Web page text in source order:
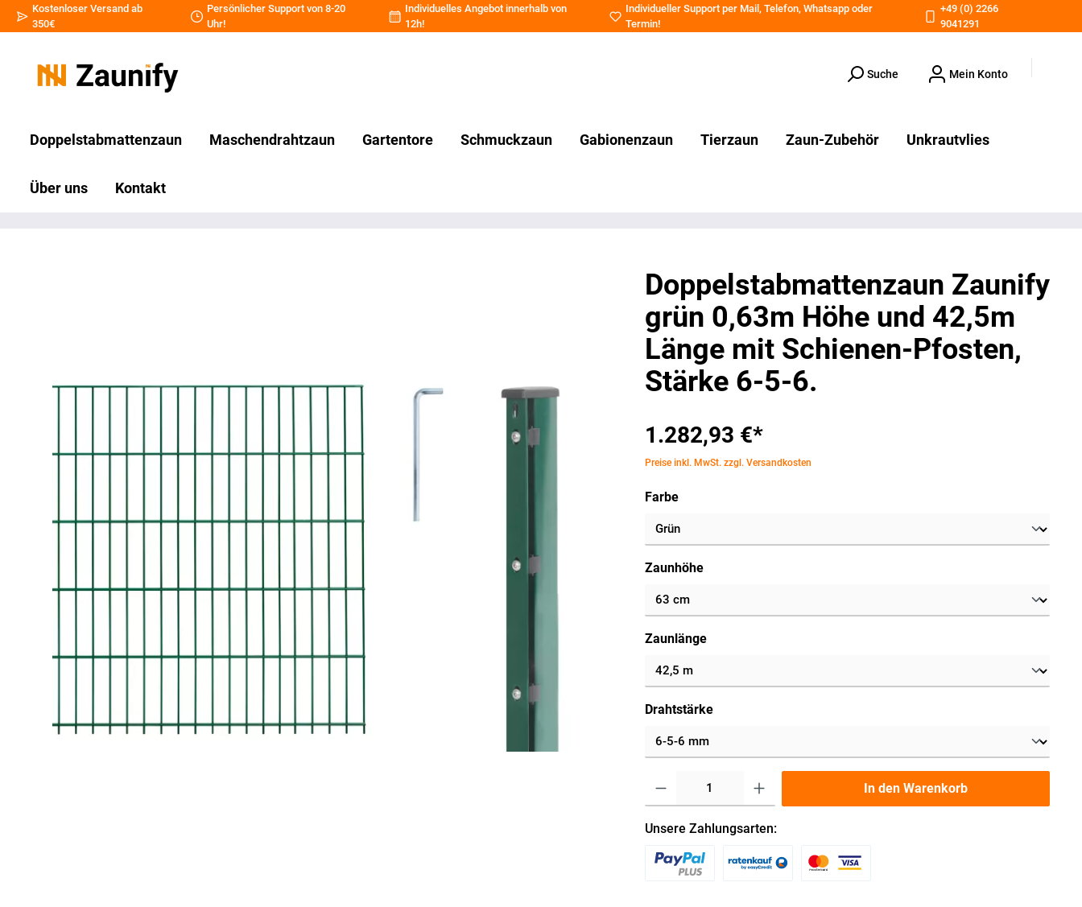
Kostenloser Versand ab
350€
Persönlicher Support von 8-20
Uhr!
Individuelles Angebot innerhalb von
12h!
Individueller Support per Mail , Telefon, Whatsappoder
Termin!
+49 (0) 2266
9041291
Suche Mein Konto
Doppelstabmattenzaun Maschendrahtzaun Gartentore Schmuckzaun Gabionenzaun Tierzaun Zaun-Zubehör Unkrautvlies
Über uns Kontakt
Doppelstabmattenzaun Zaunify
grün 0,63m Höhe und 42,5m
Länge mit Schienen-Pfosten,
Stärke 6-5-6.
1.282,93 €*
Preise inkl. MwSt. zzgl. Versandkosten
Farbe
Zaunhöhe
Zaunlänge
Drahtstärke
In den Warenkorb
Unsere Zahlungsarten: